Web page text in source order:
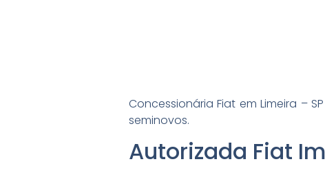
Concessionária Fiat em Limeira –
seminovos.
Autorizada Fiat